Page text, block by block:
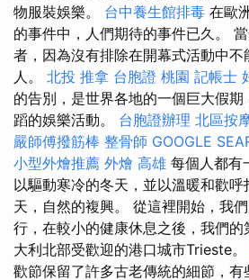
物服裝娛樂。 台中養生館排毒 在歐
的事件中，人們期待的事件已久。
者，因為沒有排除在開幕式活動中
人。 北投 推拿 台胞證 桃園 記帳士
的告別，是世界各地的一個巨大假
蹈的娛樂活動。 台胞證辦理 北區按
嚴師傅撥筋棒 整骨師 GOOGLE
小型外燴推薦 外燴 高雄 每個人都有
以驅動寒冷的冬天，並以溫暖和歡
天，自然的複興。 從這裡開始，我
行，在較小的健康休息之後，我們
大利北部受歡迎的港口城市Trieste。
歡節保留了許多古老傳統的細節，